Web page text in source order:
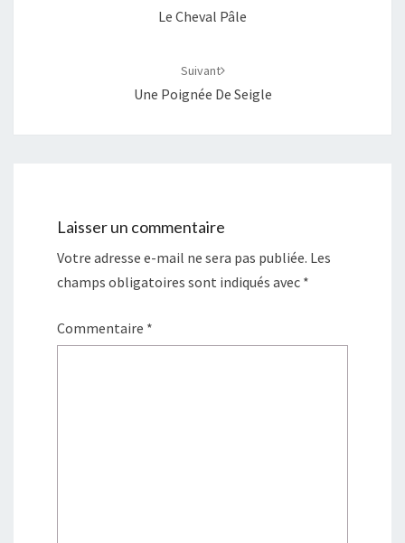
Le Cheval Pâle
Suivant
Une Poignée De Seigle
Laisser un commentaire
Votre adresse e-mail ne sera pas publiée. Les
champs obligatoires sont indiqués avec *
Commentaire *